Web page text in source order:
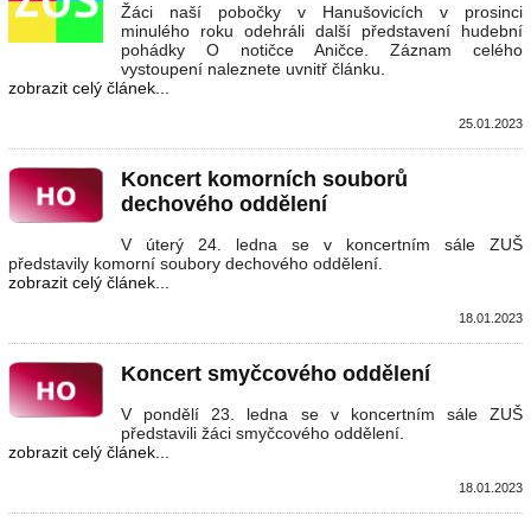
Žáci naší pobočky v Hanušovicích v prosinci
minulého roku odehráli další představení hudební
pohádky O notičce Aničce. Záznam celého
vystoupení naleznete uvnitř článku.
zobrazit celý článek...
25.01.2023
Koncert komorních souborů
dechového oddělení
V úterý 24. ledna se v koncertním sále ZUŠ
představily komorní soubory dechového oddělení.
zobrazit celý článek...
18.01.2023
Koncert smyčcového oddělení
V pondělí 23. ledna se v koncertním sále ZUŠ
představili žáci smyčcového oddělení.
zobrazit celý článek...
18.01.2023